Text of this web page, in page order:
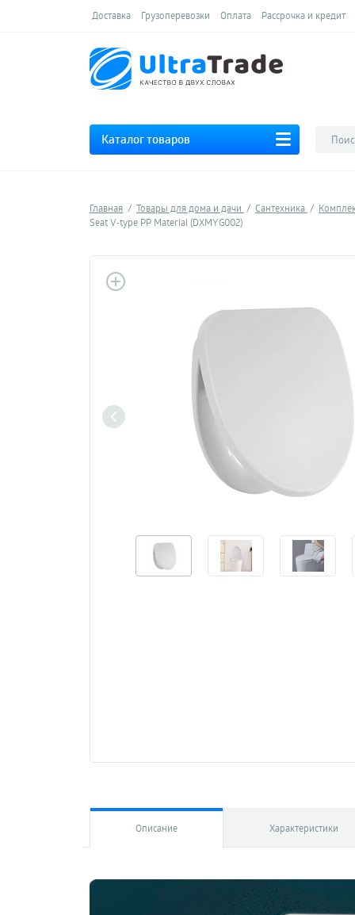
Доставка Грузоперевозки Оплата Рассрочка и кредит
Каталог товаров
Главная Товары для дома и дачи Сантехника
Seat V-type PP Material (DXMYG002)
Описание Характеристики